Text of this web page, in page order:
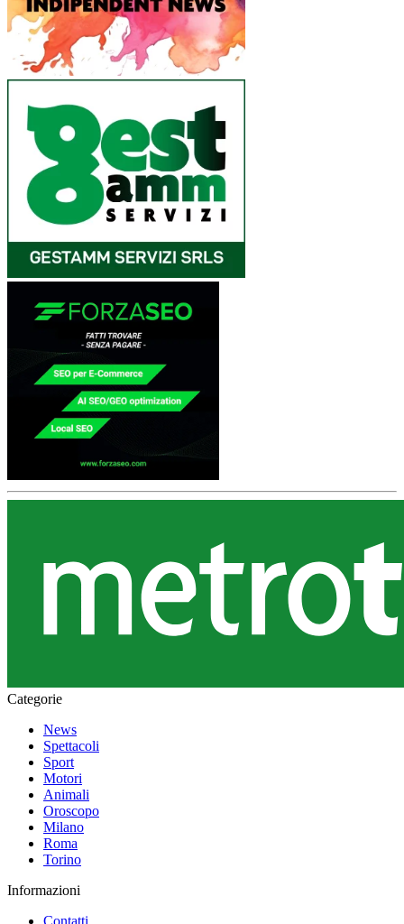
Categorie
News
Spettacoli
Sport
Motori
Animali
Oroscopo
Milano
Roma
Torino
Informazioni
Contatti